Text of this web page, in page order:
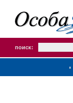
поиск: